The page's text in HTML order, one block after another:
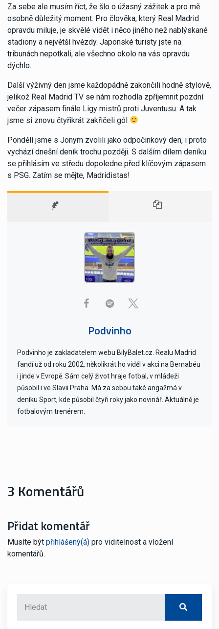
Za sebe ale musím říct, že šlo o úžasný zážitek a pro mě
osobně důležitý moment. Pro člověka, který Real Madrid
opravdu miluje, je skvělé vidět i něco jiného než nablýskané
stadiony a největší hvězdy. Japonské turisty jste na
tribunách nepotkali, ale všechno okolo na vás opravdu
dýchlo.
Další výživný den jsme každopádně zakončili hodně stylově,
jelikož Real Madrid TV se nám rozhodla zpříjemnit pozdní
večer zápasem finále Ligy mistrů proti Juventusu. A tak
jsme si znovu čtyřikrát zakřičeli gól
Pondělí jsme s Jonym zvolili jako odpočinkový den, i proto
vychází dnešní deník trochu později. S dalším dílem deníku
se přihlásím ve středu dopoledne před klíčovým zápasem
s PSG. Zatím se mějte, Madridistas!
Podvinho
Podvinho je zakladatelem webu BilyBalet.cz. Realu Madrid
fandí už od roku 2002, několikrát ho viděl v akci na Bernabéu
i jinde v Evropě. Sám celý život hraje fotbal, v mládeži
působil i ve Slavii Praha. Má za sebou také angažmá v
deníku Sport, kde působil čtyři roky jako novinář. Aktuálně je
fotbalovým trenérem.
3 Komentářů
Přidat komentář
Musíte být přihlášený(á) pro viditelnost a vložení
komentářů.